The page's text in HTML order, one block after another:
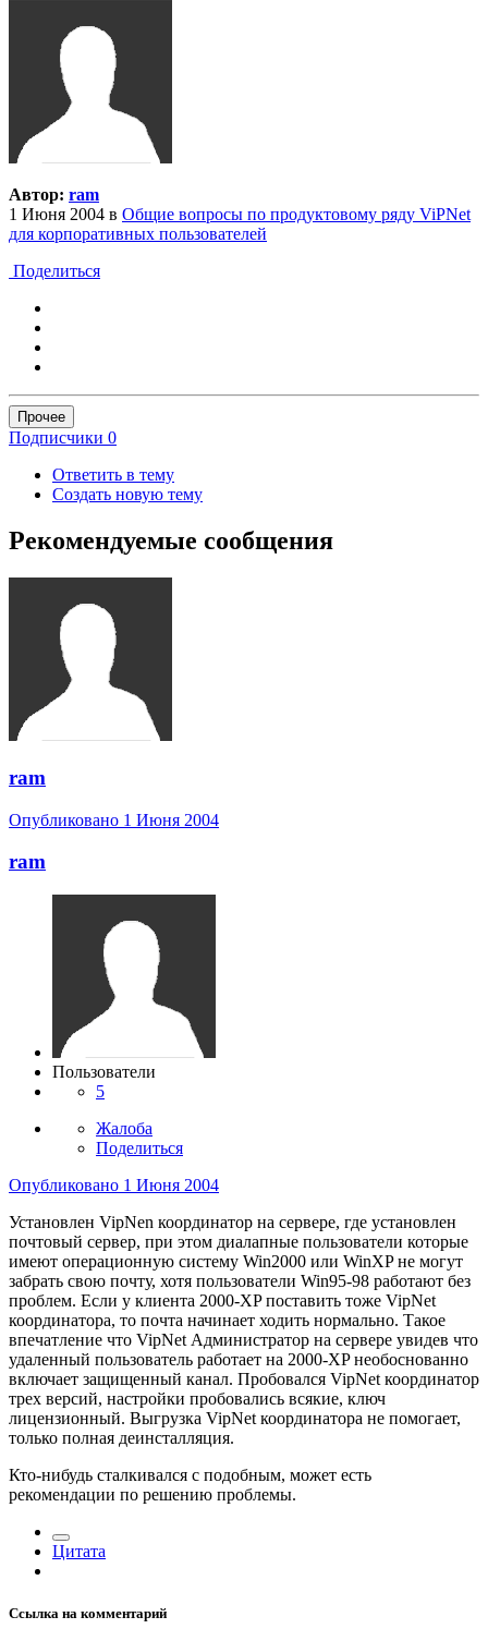
Автор: ram
1 Июня 2004 в Общие вопросы по продуктовому ряду ViPNet
для корпоративных пользователей
Поделиться
Прочее
Подписчики 0
Ответить в тему
Создать новую тему
Рекомендуемые сообщения
ram
Опубликовано 1 Июня 2004
ram
Пользователи
5
Жалоба
Поделиться
Опубликовано 1 Июня 2004
Установлен VipNen координатор на сервере, где установлен
почтовый сервер, при этом диалапные пользователи которые
имеют операционную систему Win2000 или WinXP не могут
забрать свою почту, хотя пользователи Win95-98 работают без
проблем. Если у клиента 2000-XP поставить тоже VipNet
координатора, то почта начинает ходить нормально. Такое
впечатление что VipNet Администратор на сервере увидев что
удаленный пользователь работает на 2000-XP необоснованно
включает защищенный канал. Пробовался VipNet координатор
трех версий, настройки пробовались всякие, ключ
лицензионный. Выгрузка VipNet координатора не помогает,
только полная деинсталляция.
Кто-нибудь сталкивался с подобным, может есть
рекомендации по решению проблемы.
Цитата
Ссылка на комментарий